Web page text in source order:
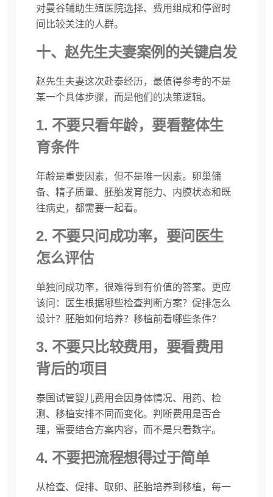
对曼谷辅助生殖医院选择、费用组成和停留时
间比较关注的人群。
十、赵先生夫妻案例的关键启发
赵先生夫妻这次赴泰经历，最值得参考的不是
某一个具体步骤，而是他们的决策逻辑。
1. 不要只看年龄，要看整体生
育条件
年龄是重要因素，但不是唯一因素。卵巢储
备、精子质量、胚胎发育能力、内膜状态和既
往病史，都需要一起看。
2. 不要只问成功率，要问医生
怎么评估
单独问成功率，很难得到有价值的答案。更应
该问：医生根据哪些检查判断方案？促排怎么
设计？胚胎如何培养？移植前看哪些条件？
3. 不要只比较费用，要看费用
背后的项目
泰国试管婴儿费用会因身体情况、用药、检
测、移植安排不同而变化。判断费用是否合
理，需要结合方案内容，而不是只看数字。
4. 不要把流程想得过于简单
从检查、促排、取卵、胚胎培养到移植，每一